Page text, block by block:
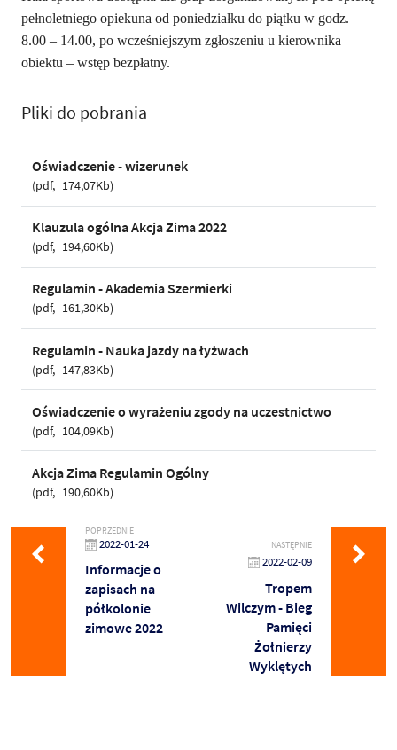
pełnoletniego opiekuna od poniedziałku do piątku w godz.
8.00 – 14.00, po wcześniejszym zgłoszeniu u kierownika
obiektu – wstęp bezpłatny.
Pliki do pobrania
Oświadczenie - wizerunek
pdf 174,07Kb
Klauzula ogólna Akcja Zima 2022
pdf 194,60Kb
Regulamin - Akademia Szermierki
pdf 161,30Kb
Regulamin - Nauka jazdy na łyżwach
pdf 147,83Kb
Oświadczenie o wyrażeniu zgody na uczestnictwo
pdf 104,09Kb
Akcja Zima Regulamin Ogólny
pdf 190,60Kb
POPRZEDNIE
2022-01-24
Informacje o
zapisach na
półkolonie
zimowe 2022
NASTĘPNIE
2022-02-09
Tropem
Wilczym - Bieg
Pamięci
Żołnierzy
Wyklętych